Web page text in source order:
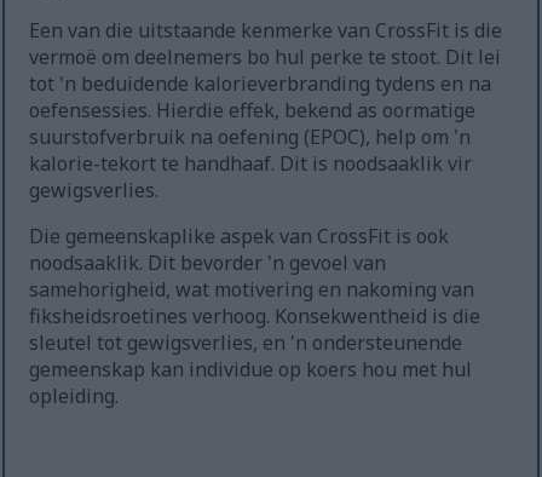
Een van die uitstaande kenmerke van CrossFit is die
vermoë om deelnemers bo hul perke te stoot. Dit lei
tot 'n beduidende kalorieverbranding tydens en na
oefensessies. Hierdie effek, bekend as oormatige
suurstofverbruik na oefening (EPOC), help om 'n
kalorie-tekort te handhaaf. Dit is noodsaaklik vir
gewigsverlies.
Die gemeenskaplike aspek van CrossFit is ook
noodsaaklik. Dit bevorder 'n gevoel van
samehorigheid, wat motivering en nakoming van
fiksheidsroetines verhoog. Konsekwentheid is die
sleutel tot gewigsverlies, en 'n ondersteunende
gemeenskap kan individue op koers hou met hul
opleiding.